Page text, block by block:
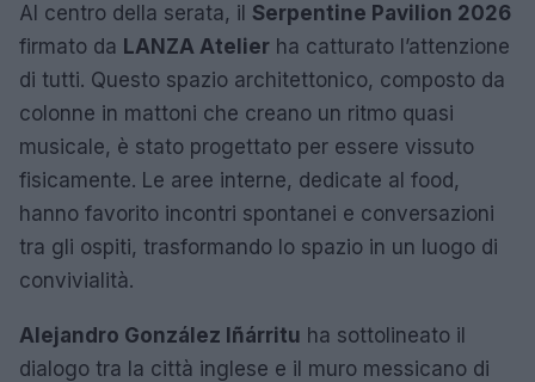
Al centro della serata, il Serpentine Pavilion 2026
firmato da LANZA Atelier ha catturato l’attenzione
di tutti. Questo spazio architettonico, composto da
colonne in mattoni che creano un ritmo quasi
musicale, è stato progettato per essere vissuto
fisicamente. Le aree interne, dedicate al food,
hanno favorito incontri spontanei e conversazioni
tra gli ospiti, trasformando lo spazio in un luogo di
convivialità.
Alejandro González Iñárritu ha sottolineato il
dialogo tra la città inglese e il muro messicano di